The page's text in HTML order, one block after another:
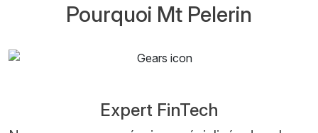
Pourquoi Mt Pelerin
Expert FinTech